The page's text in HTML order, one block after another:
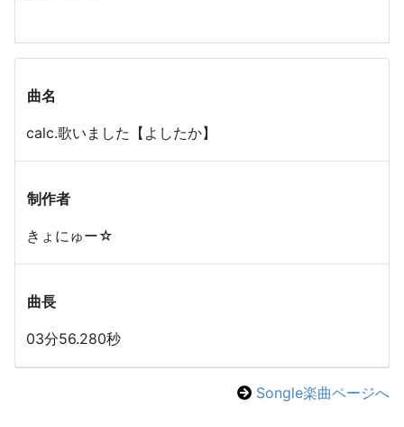
曲名
calc.歌いました【よしたか】
制作者
きょにゅー☆
曲長
03分56.280秒
Songle楽曲ページへ